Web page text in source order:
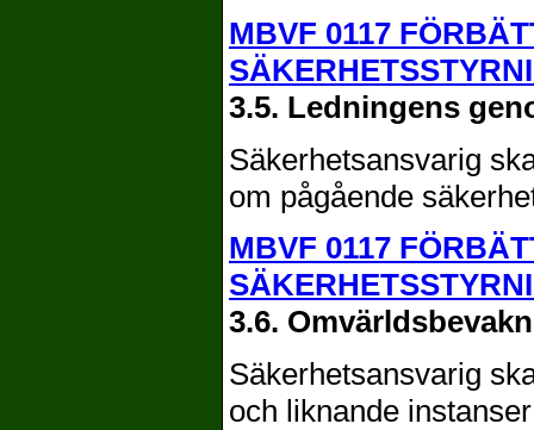
MBVF 0117
3.5. Ledningens
Säkerhetsansvarig
om pågående
MBVF 0117
3.6.
Säkerhetsansvarig
och liknande